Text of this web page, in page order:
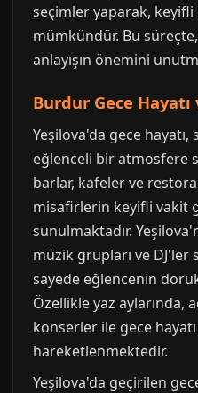
seçimler yaparak,
mümkündür. Bu süreçte,
anlayışın önemini
Burdur Gece Hayatı
Yeşilova'da gece
eğlenceli bir atmosfere
barlar, kafeler ve
misafirlerin keyifli vakit
sunulmaktadır.
müzik grupları ve DJ'ler
sayede eğlencenin
Özellikle yaz aylarında,
konserler ile gece
hareketlenmektedir.
Yeşilova'da geçirilen